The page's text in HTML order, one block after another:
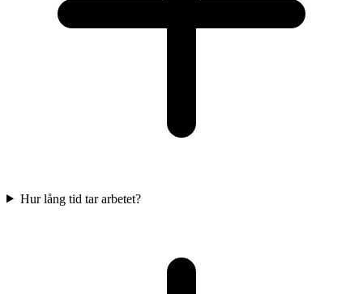
Hur lång tid tar arbetet?